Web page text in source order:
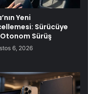
Yeni
Sürücüye
Sürüş
6, 2026